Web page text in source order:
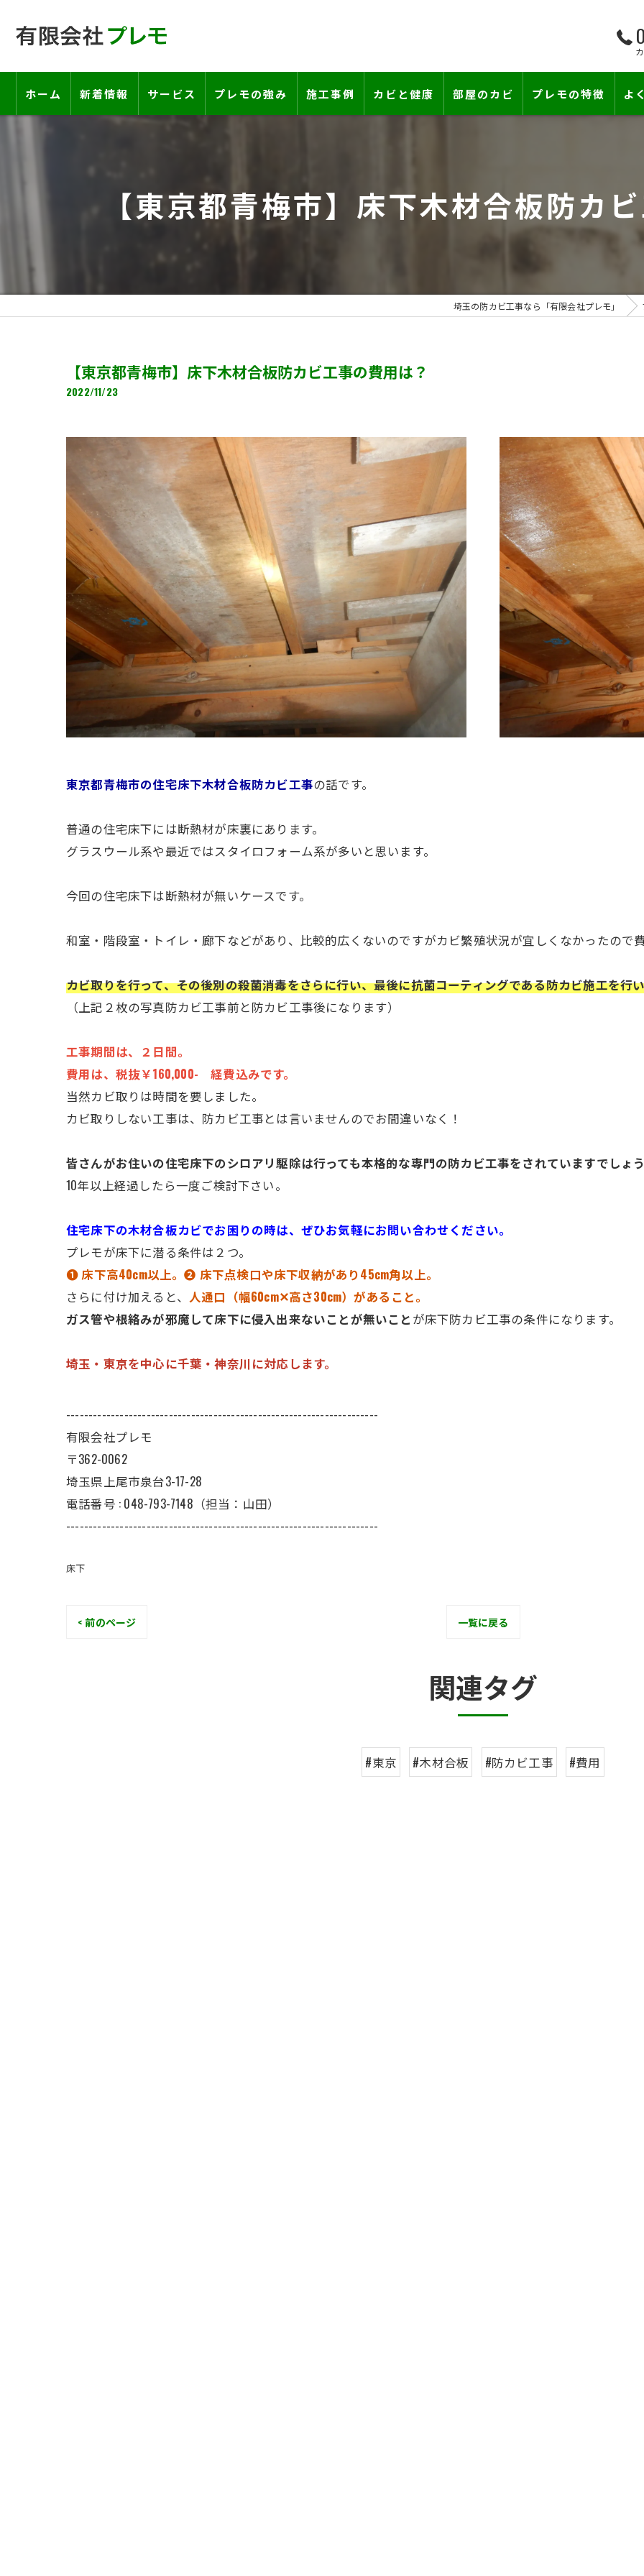
ホーム 新着情報 サービス プレモの強み 施工事例 カビと健康 部屋のカビ
壁紙カビ・壁紙下地のカビ
カビと結露対策
半地下・地下室のカビ
プレモの特徴
コンクリートのカビ
部屋の除菌消臭
よ
【東京都青梅市】床下木材合板防カ
埼玉の防カビ工事なら「有限会社プレモ」
【東京都青梅市】床下木材合板防カビ工事の費用は？
2022/11/23
東京都青梅市の住宅床下木材合板防カビ工事の話です。
普通の住宅床下には断熱材が床裏にあります。
グラスウール系や最近ではスタイロフォーム系が多いと思います。
今回の住宅床下は断熱材が無いケースです。
和室・階段室・トイレ・廊下などがあり、比較的広くないのですがカビ繁殖状況が宜しくなかったので
カビ取りを行って、その後別の殺菌消毒をさらに行い、最後に抗菌コーティングである防カビ施工を行
（上記２枚の写真防カビ工事前と防カビ工事後になります）
工事期間は、２日間。
費用は、税抜￥160,000- 経費込みです。
当然カビ取りは時間を要しました。
カビ取りしない工事は、防カビ工事とは言いませんのでお間違いなく！
皆さんがお住いの住宅床下のシロアリ駆除は行っても本格的な専門の防カビ工事をされていますでしょ
10年以上経過したら一度ご検討下さい。
住宅床下の木材合板カビでお困りの時は、ぜひお気軽にお問い合わせください。
プレモが床下に潜る条件は２つ。
➊ 床下高40cm以上。❷ 床下点検口や床下収納があり45cm角以上。
さらに付け加えると、 人通口（幅60cm✕高さ30cm）があること。
ガス管や根絡みが邪魔して床下に侵入出来ないことが無いこと が床下防カビ工事の条件になります。
埼玉・東京を中心に千葉・神奈川に対応します。
----------------------------------------------------------------------
有限会社プレモ
〒362-0062
埼玉県上尾市泉台3-17-28
電話番号 : 048-793-7148（担当：山田）
----------------------------------------------------------------------
床下
< 前のページ 一覧に戻る
関連タグ
#東京 #木材合板 #防カビ工事 #費用